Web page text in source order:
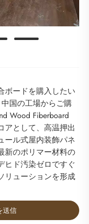
ボードを購入したい
国の工場からご購
Wood Fiberboard
アとして、高温押出
ール式屋内装飾パネ
新のポリマー材料の
ヒド汚染ゼロですぐ
リューションを形成
送信